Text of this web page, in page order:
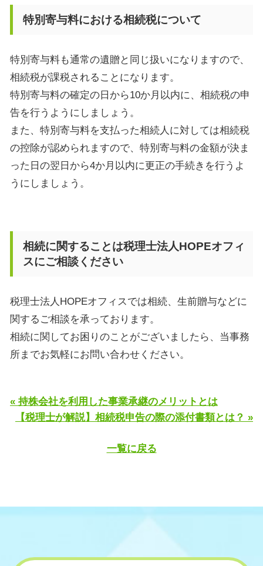
特別寄与料における相続税について
特別寄与料も通常の遺贈と同じ扱いになりますので、
相続税が課税されることになります。
特別寄与料の確定の日から10か月以内に、相続税の申
告を行うようにしましょう。
また、特別寄与料を支払った相続人に対しては相続税
の控除が認められますので、特別寄与料の金額が決ま
った日の翌日から4か月以内に更正の手続きを行うよ
うにしましょう。
相続に関することは税理士法人HOPEオフィ
スにご相談ください
税理士法人HOPEオフィスでは相続、生前贈与などに
関するご相談を承っております。
相続に関してお困りのことがございましたら、当事務
所までお気軽にお問い合わせください。
« 持株会社を利用した事業承継のメリットとは
【税理士が解説】相続税申告の際の添付書類とは？ »
一覧に戻る